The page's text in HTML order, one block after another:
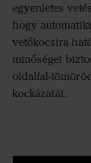
egyenletes
hogy
vetőkocsira
minőséget
oldalfal-
kockázatát.